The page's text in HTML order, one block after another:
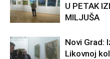
U PETAK
MILJUŠA
Novi Grad:
Likovnoj